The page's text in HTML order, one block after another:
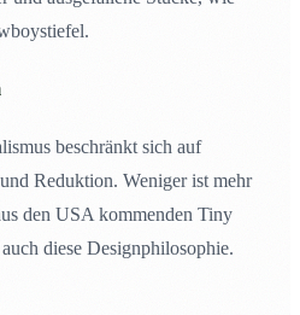
beschränkt sich auf
Reduktion. Weniger ist mehr
den USA kommenden Tiny
diese Designphilosophie.